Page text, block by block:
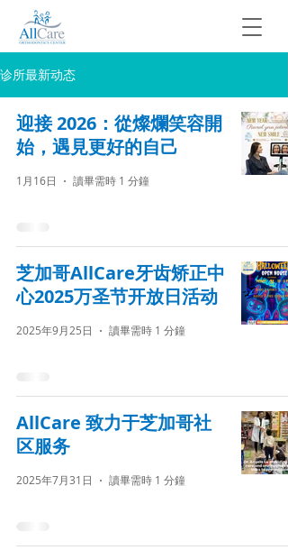
诊所最新动态
迎接 2026：從燦爛笑容開
始，遇見更好的自己
1月16日 讀畢需時 1 分鐘
芝加哥AllCare牙齿矫正中
心2025万圣节开放日活动
2025年9月25日 讀畢需時 1 分鐘
AllCare 致力于芝加哥社
区服务
2025年7月31日 讀畢需時 1 分鐘